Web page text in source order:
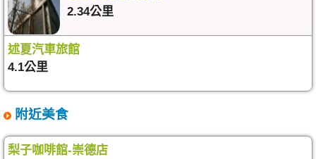
2.34公里
述夏汽車旅館
4.1公里
附近美食
梨子咖啡館-崇德店